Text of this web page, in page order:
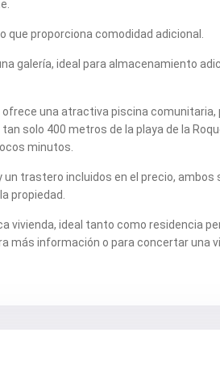
que proporciona comodidad adicional.
galería, ideal para almacenamiento
ofrece una atractiva piscina
solo 400 metros de la playa de la
minutos.
trastero incluidos en el precio, ambos
propiedad.
vivienda, ideal tanto como residencia
más información o para concertar una